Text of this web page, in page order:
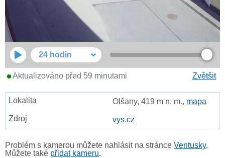
24 hodin
Zvětšit
Aktualizováno před 59 minutami
Olšany, 419 m n. m., mapa
vys.cz
Problém s kamerou můžete nahlásit na stránce Ventusky.
Můžete také přidat kameru.